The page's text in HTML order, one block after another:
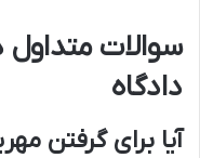
سوالات متداول
دادگاه
آیا برای گرفتن